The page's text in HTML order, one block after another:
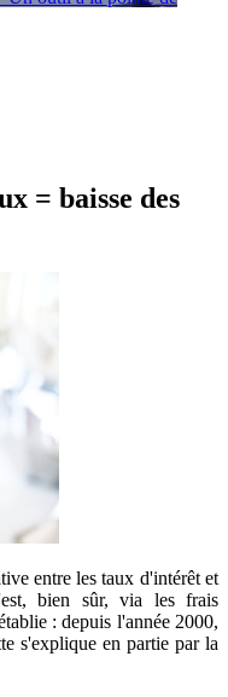
= baisse des
entre les taux d'intérêt et
bien sûr, via les frais
: depuis l'année 2000,
s'explique en partie par la